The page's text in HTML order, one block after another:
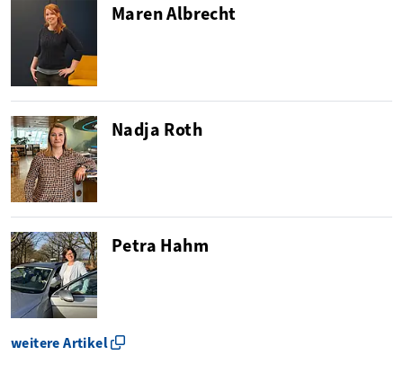
Maren Albrecht
Nadja Roth
Petra Hahm
weitere Artikel